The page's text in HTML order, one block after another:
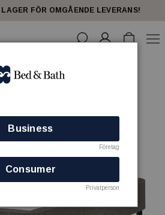
FÖR OMGÅENDE LEVERANS!
Business
Företag
Consumer
Privatperson